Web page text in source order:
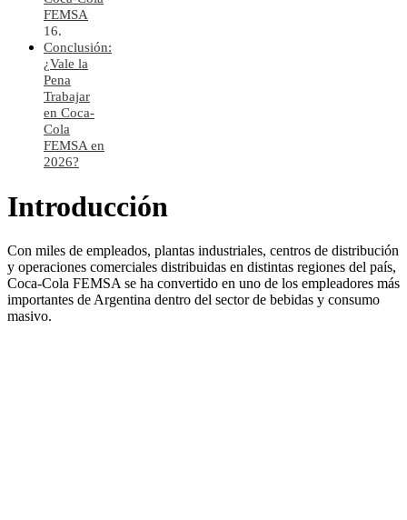
FEMSA
Conclusión:
¿Vale la
Pena
Trabajar
en Coca-
Cola
FEMSA en
2026?
Introducción
Con miles de empleados, plantas industriales, centros de distribución
y operaciones comerciales distribuidas en distintas regiones del país,
Coca-Cola FEMSA se ha convertido en uno de los empleadores más
importantes de Argentina dentro del sector de bebidas y consumo
masivo.